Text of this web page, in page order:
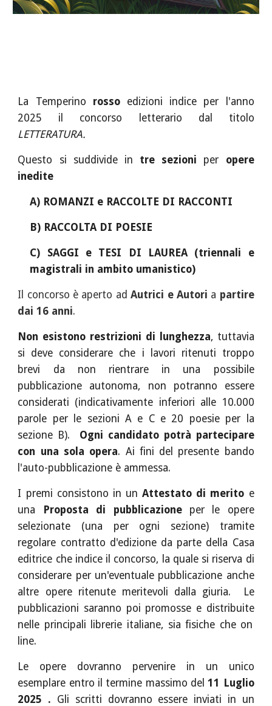
La Temperino rossoedizioni indice per l'anno
2025 il concorso letterario dal titolo
LETTERATURA.
Questo si suddivide in tre sezioni per opere
inedite
A) ROMANZI e RACCOLT E DI RACCONTI
B) RACCOLTA DI POESIE
C) SAGGI e TESI DI LAUREA (triennali e
magistrali in ambito umanistico)
Il concorso è aperto adAutrici e Autori a partire
dai 16 anni.
Non esistono restrizioni di lunghezza, tuttavia
si deve considerare che i lavori ritenuti troppo
brevi da non rientrare in una possibile
pubblicazione autonoma, non potranno essere
considerati (indicativamente inferiori alle 10.000
parole per le sezioni A e C e 20 poesie per la
sezione B).
Ogni candidato potrà partecipare
con una sola opera. Ai fini del presente bando
l'auto-pubblicazione è ammessa.
I premi consistono in unAttestato di merito e
una Proposta di pubblicazioneper le opere
selezionate (una per ogni sezione) tramite
regolare contratto d'edizione da parte della Casa
editrice che indice il concorso, la quale si riserva di
considerare per un'eventual e pubblicazione anche
altre opere ritenute meritevoli dalla giuria.
Le
pubblicazioni saranno poi promosse e distribuite
nelle principali librerie italiane, sia fisiche che on
line.
Le opere dovranno pervenire in un unico
esemplare entro il termine massimo del 11
Luglio
2025 . Gli scritti dovranno essere inviati in un